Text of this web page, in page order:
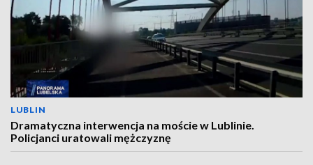
LUBLIN
Dramatyczna interwencja na moście w Lublinie.
Policjanci uratowali mężczyznę